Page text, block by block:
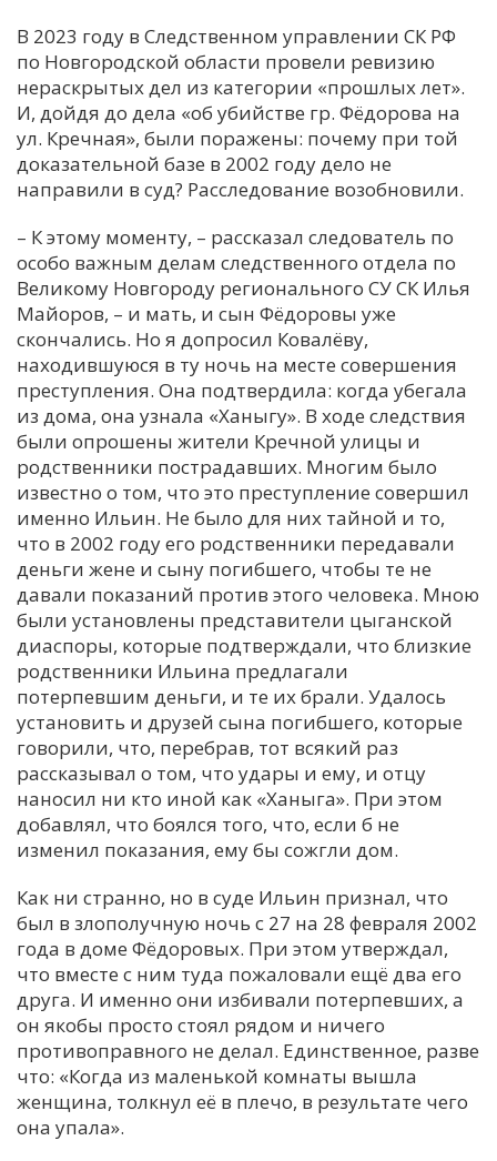
В 2023 году в Следственном управлении СК РФ
по Новгородской области провели ревизию
нераскрытых дел из категории «прошлых лет».
И, дойдя до дела «об убийстве гр. Фёдорова на
ул. Кречная», были поражены: почему при той
доказательной базе в 2002 году дело не
направили в суд? Расследование возобновили.
– К этому моменту, – рассказал следователь по
особо важным делам следственного отдела по
Великому Новгороду регионального СУ СК Илья
Майоров, – и мать, и сын Фёдоровы уже
скончались. Но я допросил Ковалёву,
находившуюся в ту ночь на месте совершения
преступления. Она подтвердила: когда убегала
из дома, она узнала «Ханыгу». В ходе следствия
были опрошены жители Кречной улицы и
родственники пострадавших. Многим было
известно о том, что это преступление совершил
именно Ильин. Не было для них тайной и то,
что в 2002 году его родственники передавали
деньги жене и сыну погибшего, чтобы те не
давали показаний против этого человека. Мною
были установлены представители цыганской
диаспоры, которые подтверждали, что близкие
родственники Ильина предлагали
потерпевшим деньги, и те их брали. Удалось
установить и друзей сына погибшего, которые
говорили, что, перебрав, тот всякий раз
рассказывал о том, что удары и ему, и отцу
наносил ни кто иной как «Ханыга». При этом
добавлял, что боялся того, что, если б не
изменил показания, ему бы сожгли дом.
Как ни странно, но в суде Ильин признал, что
был в злополучную ночь с 27 на 28 февраля 2002
года в доме Фёдоровых. При этом утверждал,
что вместе с ним туда пожаловали ещё два его
друга. И именно они избивали потерпевших, а
он якобы просто стоял рядом и ничего
противоправного не делал. Единственное, разве
что: «Когда из маленькой комнаты вышла
женщина, толкнул её в плечо, в результате чего
она упала».